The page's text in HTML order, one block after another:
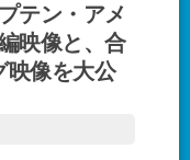
テン・アメ
映像と、合
映像を大公